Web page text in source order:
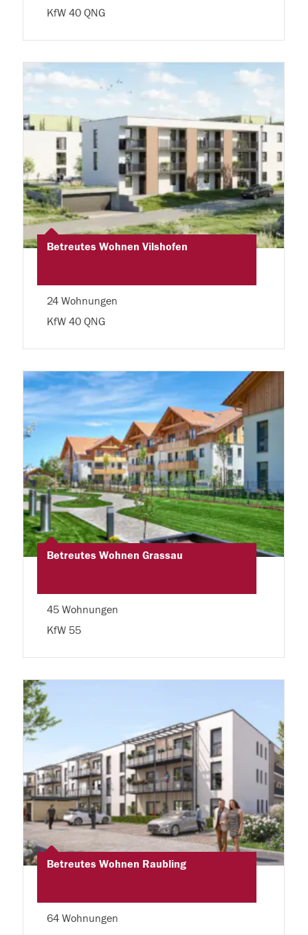
KfW 40 QNG
Betreutes Wohnen Vilshofen
24 Wohnungen
KfW 40 QNG
Betreutes Wohnen Grassau
45 Wohnungen
KfW 55
Betreutes Wohnen Raubling
64 Wohnungen